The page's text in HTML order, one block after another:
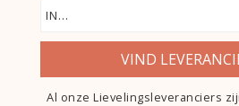
VIND
Al onze Lievelingsleveranciers